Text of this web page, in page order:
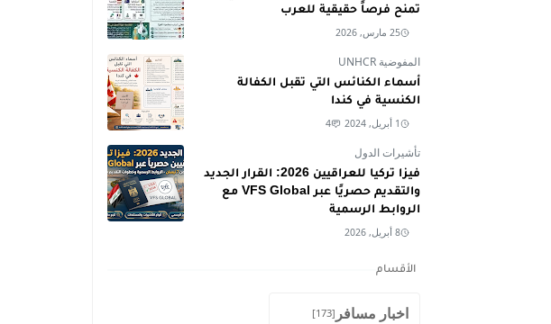
تمنح فرصاً حقيقية للعرب
25 مارس, 2026
المفوضية UNHCR
أسماء الكنائس التي تقبل الكفالة
الكنسية في كندا
1 أبريل, 2024 4
تأشيرات الدول
فيزا تركيا للعراقيين 2026: القرار الجديد
والتقديم حصريًا عبر VFS Global مع
الروابط الرسمية
8 أبريل, 2026
الأقسام
اخبار مسافر [173]